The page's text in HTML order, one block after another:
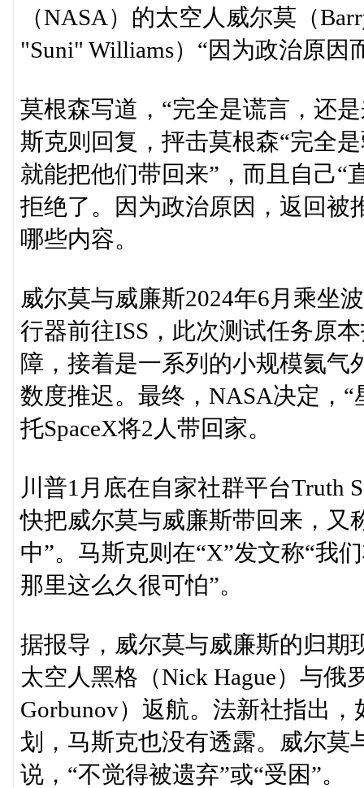
（NASA）的太空人威尔莫（
"Suni" Williams）“因为政治原
莫根森写道，“完全是谎言，还
斯克则回复，抨击莫根森“完全
就能把他们带回来”，而且自己“
拒绝了。因为政治原因，返回被
哪些内容。
威尔莫与威廉斯2024年6月乘坐
行器前往ISS，此次测试任务原
障，接着是一系列的小规模氦气
数度推迟。最终，NASA决定，
托SpaceX将2人带回家。
川普1月底在自家社群平台Truth
快把威尔莫与威廉斯带回来，又
中”。马斯克则在“X”发文称“我
那里这么久很可怕”。
据报导，威尔莫与威廉斯的归期
太空人黑格（Nick Hague）与俄
Gorbunov）返航。法新社指出
划，马斯克也没有透露。威尔莫
说，“不觉得被遗弃”或“受困”。